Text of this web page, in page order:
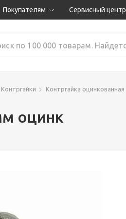
Покупателям
Как оформить заказ?
Сервисный центр
Контргайки Контргайка оцинкованная
оцинк